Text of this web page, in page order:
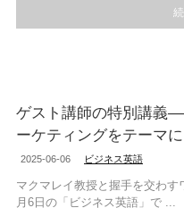
ゲスト講師の特別講義
ーケティングをテーマに
2025-06-06 ビジネス英語
マクマレイ教授と握手を交わ
月6日の「ビジネス英語」で ...